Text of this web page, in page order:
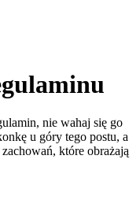
nie wahaj się go
u góry tego postu, a
które obrażają